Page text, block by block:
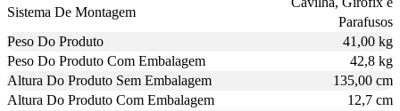
Sistema De Montagem
Parafusos
Peso Do Produto
41,00 kg
Peso Do Produto Com Embalagem
42,8 kg
Altura Do Produto Sem Embalagem
135,00 cm
Altura Do Produto Com Embalagem
12,7 cm